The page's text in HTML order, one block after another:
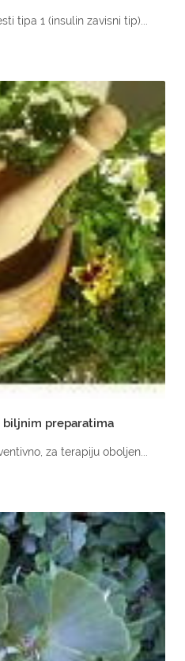
tipa 1 (insulin zavisni tip)...
biljnim preparatima
za terapiju oboljen...